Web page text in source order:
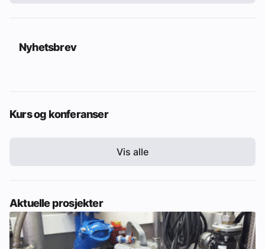
Nyhetsbrev
Kurs og konferanser
Vis alle
Aktuelle prosjekter